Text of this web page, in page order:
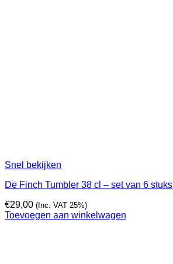
Snel bekijken
De Finch Tumbler 38 cl – set van 6 stuks
€29,00 (Inc. VAT 25%)
Toevoegen aan winkelwagen